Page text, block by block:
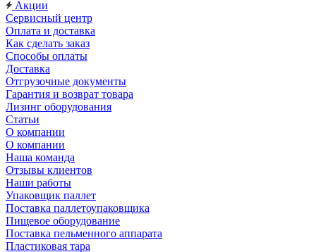
Акции
Сервисный центр
Оплата и доставка
Как сделать заказ
Способы оплаты
Доставка
Отгрузочные документы
Гарантия и возврат товара
Лизинг оборудования
Статьи
О компании
О компании
Наша команда
Отзывы клиентов
Наши работы
Упаковщик паллет
Поставка паллетоупаковщика
Пищевое оборудование
Поставка пельменного аппарата
Пластиковая тара